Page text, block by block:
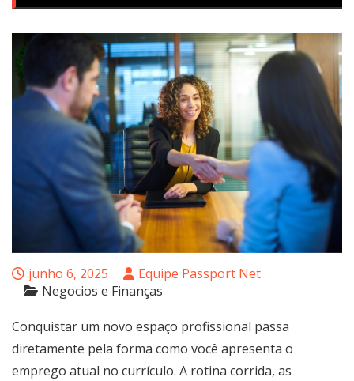
junho 6, 2025
Equipe Passport Net
Negocios e Finanças
Conquistar um novo espaço profissional passa
diretamente pela forma como você apresenta o
emprego atual no currículo. A rotina corrida, as